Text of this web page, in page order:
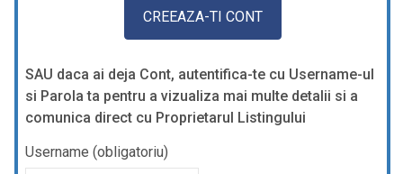
SAU daca ai deja Cont, autentifica-te cu Username-ul
si Parola ta pentru a vizualiza mai multe detalii si a
comunica direct cu Proprietarul Listingului
Username (obligatoriu)